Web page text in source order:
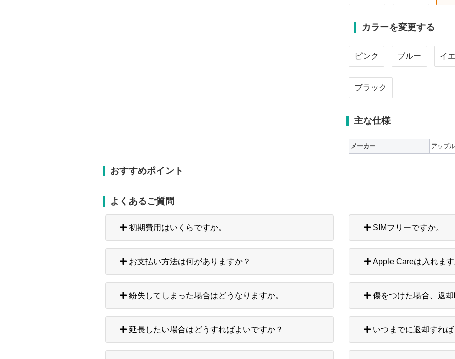
カラーを変更する
ピンク ブルー イ
ブラック
主な仕様
メーカー アップル
おすすめポイント
よくあるご質問
初期費用はいくらですか。 SIMフリーですか。
お支払い方法は何がありますか？ Apple Careは入れます
紛失してしまった場合はどうなりますか。 傷をつけた場合、返
延長したい場合はどうすればよいですか？ いつまでに返却すれ